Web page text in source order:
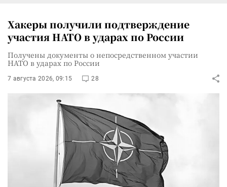
Хакеры получили подтверждение
участия НАТО в ударах по России
Получены документы о непосредственном участии
НАТО в ударах по России
7 августа 2026, 09:15 28